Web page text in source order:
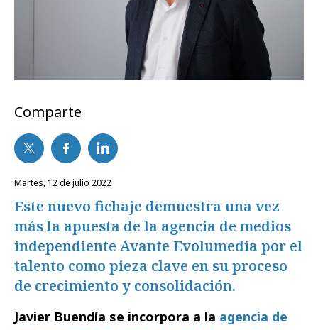
Comparte
martes, 12 de julio 2022
Este nuevo fichaje demuestra una vez
más la apuesta de la agencia de medios
independiente Avante Evolumedia por el
talento como pieza clave en su proceso
de crecimiento y consolidación.
Javier Buendía se incorpora a la agencia de